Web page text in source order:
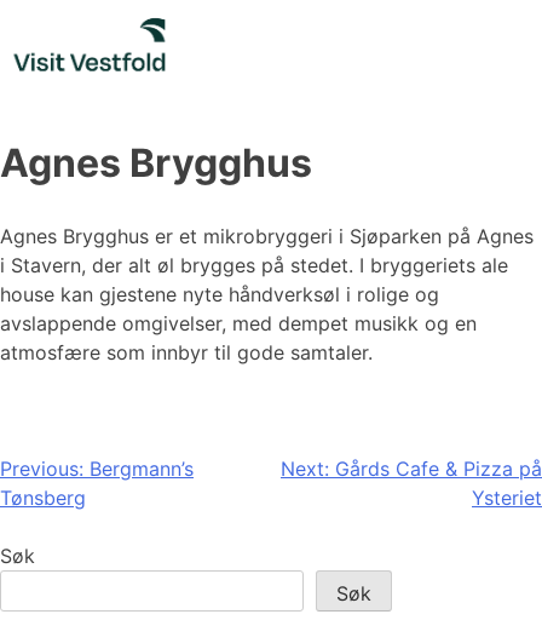
content
Agnes Brygghus
Agnes Brygghus er et mikrobryggeri i Sjøparken på Agnes
i Stavern, der alt øl brygges på stedet. I bryggeriets ale
house kan gjestene nyte håndverksøl i rolige og
avslappende omgivelser, med dempet musikk og en
atmosfære som innbyr til gode samtaler.
Innleggsnavigasjon
Previous: Bergmann’s
Tønsberg
Next: Gårds Cafe & Pizza på
Ysteriet
Søk
Søk